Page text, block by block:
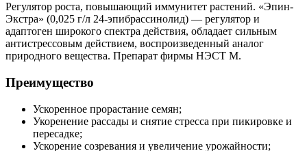
Регулятор роста, повышающий иммунитет растений. «Эпин-
Экстра» (0,025 г/л 24-эпибрассинолид) — регулятор и
адаптоген широкого спектра действия, обладает сильным
антистрессовым действием, воспроизведенный аналог
природного вещества. Препарат фирмы НЭСТ М.
Преимущество
Ускоренное прорастание семян;
Укоренение рассады и снятие стресса при пикировке и
пересадке;
Ускорение созревания и увеличение урожайности;